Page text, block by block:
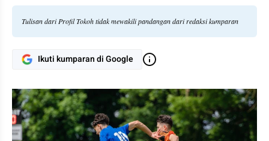
Tulisan dari Profil Tokoh tidak mewakili pandangan dari redaksi kumparan
Ikuti kumparan di Google